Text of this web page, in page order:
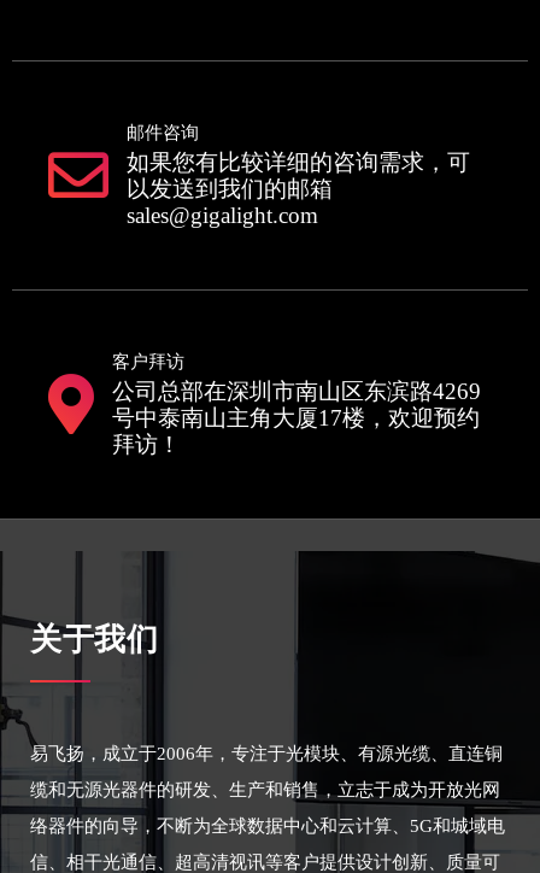
邮件咨询
如果您有比较详细的咨询需求，可
以发送到我们的邮箱
sales@gigalight.com
客户拜访
公司总部在深圳市南山区东滨路4269
号中泰南山主角大厦17楼，欢迎预约
拜访！
关于我们
易飞扬，成立于2006年，专注于光模块、有源光缆、直连铜
缆和无源光器件的研发、生产和销售，立志于成为开放光网
络器件的向导，不断为全球数据中心和云计算、5G和城域电
信、相干光通信、超高清视讯等客户提供设计创新、质量可